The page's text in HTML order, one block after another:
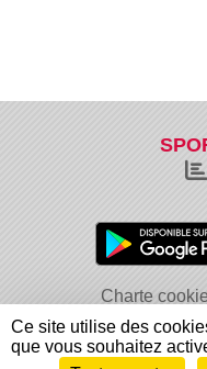
Charte
Informations légales
Ce site utilise des
que vous souhaitez